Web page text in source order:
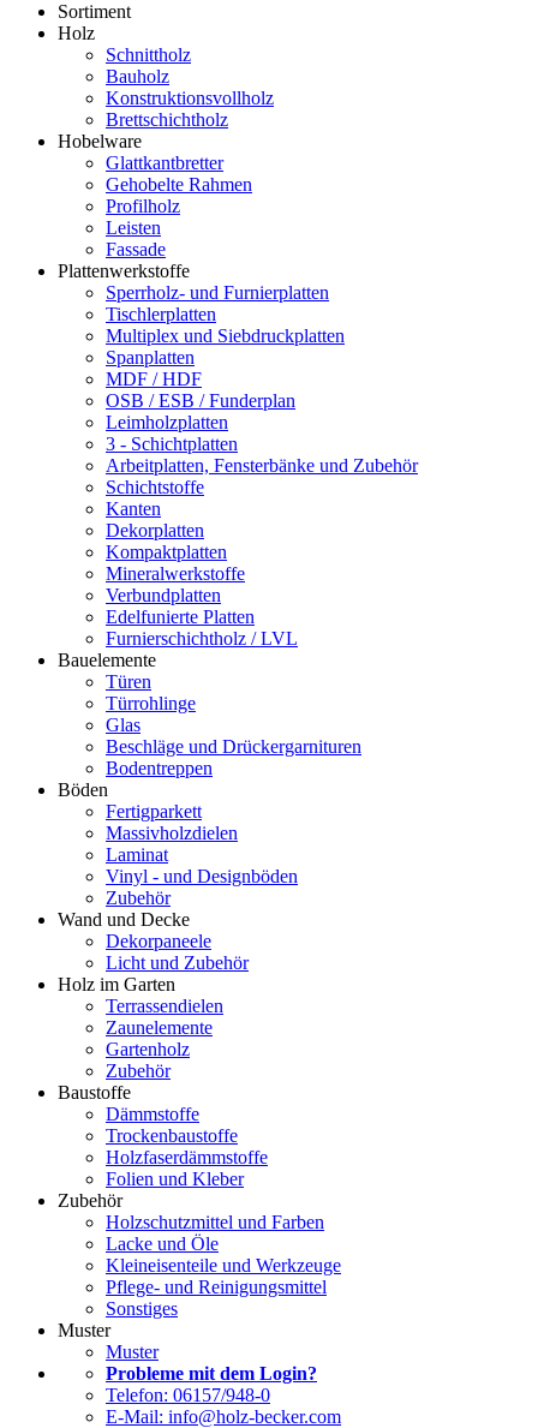
Sortiment
Holz
Schnittholz
Bauholz
Konstruktionsvollholz
Brettschichtholz
Hobelware
Glattkantbretter
Gehobelte Rahmen
Profilholz
Leisten
Fassade
Plattenwerkstoffe
Sperrholz- und Furnierplatten
Tischlerplatten
Multiplex und Siebdruckplatten
Spanplatten
MDF / HDF
OSB / ESB / Funderplan
Leimholzplatten
3 - Schichtplatten
Arbeitplatten, Fensterbänke und Zubehör
Schichtstoffe
Kanten
Dekorplatten
Kompaktplatten
Mineralwerkstoffe
Verbundplatten
Edelfunierte Platten
Furnierschichtholz / LVL
Bauelemente
Türen
Türrohlinge
Glas
Beschläge und Drückergarnituren
Bodentreppen
Böden
Fertigparkett
Massivholzdielen
Laminat
Vinyl - und Designböden
Zubehör
Wand und Decke
Dekorpaneele
Licht und Zubehör
Holz im Garten
Terrassendielen
Zaunelemente
Gartenholz
Zubehör
Baustoffe
Dämmstoffe
Trockenbaustoffe
Holzfaserdämmstoffe
Folien und Kleber
Zubehör
Holzschutzmittel und Farben
Lacke und Öle
Kleineisenteile und Werkzeuge
Pflege- und Reinigungsmittel
Sonstiges
Muster
Muster
Probleme mit dem Login?
Telefon: 06157/948-0
E-Mail: info@holz-becker.com